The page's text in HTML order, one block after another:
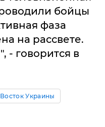
бойцы
фаза
на рассвете.
- говорится в
Восток Украины